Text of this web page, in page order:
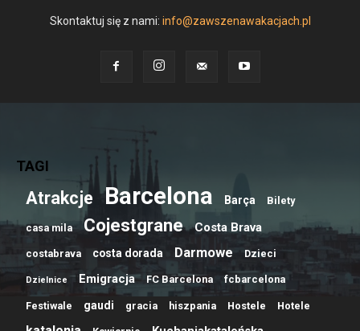
Skontaktuj się z nami: info@zawszenawakacjach.pl
TAGI
Atrakcje Barcelona Barça Bilety
casa mila Cojestgrane Costa Brava
costabrava costa dorada Darmowe Dzieci
Dzielnice Emigracja FC Barcelona fcbarcelona
Festiwale gaudi gracia hiszpania Hostele Hotele